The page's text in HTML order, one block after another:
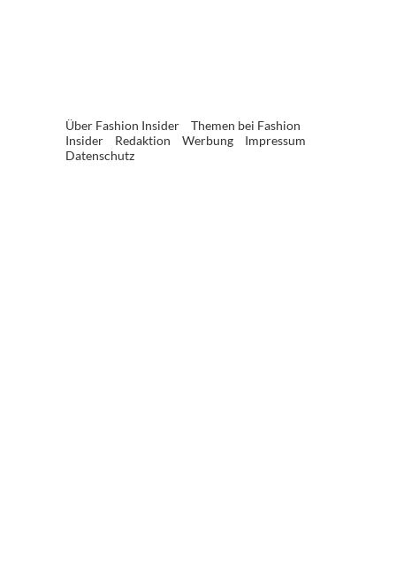
Über Fashion Insider
Themen bei Fashion
Insider
Redaktion Werbung
Impressum
Datenschutz